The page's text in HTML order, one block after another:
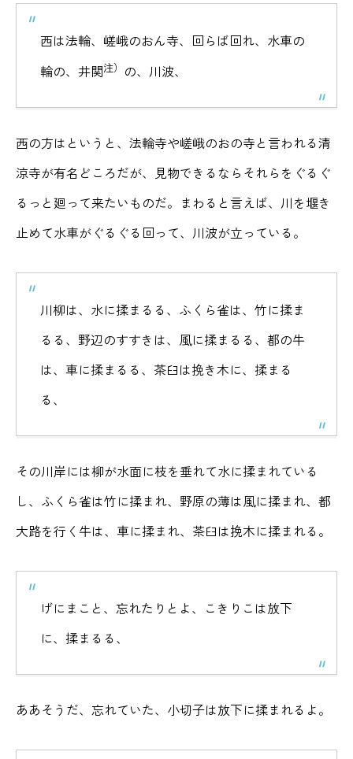
西は法輪、嵯峨のおん寺、回らば回れ、水車の
輪の、井関注） の、川波、
西の方はというと、法輪寺や嵯峨のおの寺と言われる清
涼寺が有名どころだが、見物できるならそれらをぐるぐ
るっと廻って来たいものだ。まわると言えば、川を堰き
止めて水車がぐるぐる回って、川波が立っている。
川柳は、水に揉まるる、ふくら雀は、竹に揉ま
るる、野辺のすすきは、風に揉まるる、都の牛
は、車に揉まるる、茶臼は挽き木に、揉まる
る、
その川岸には柳が水面に枝を垂れて水に揉まれている
し、ふくら雀は竹に揉まれ、野原の薄は風に揉まれ、都
大路を行く牛は、車に揉まれ、茶臼は挽木に揉まれる。
げにまこと、忘れたりとよ、こきりこは放下
に、揉まるる、
ああそうだ、忘れていた、小切子は放下に揉まれるよ。